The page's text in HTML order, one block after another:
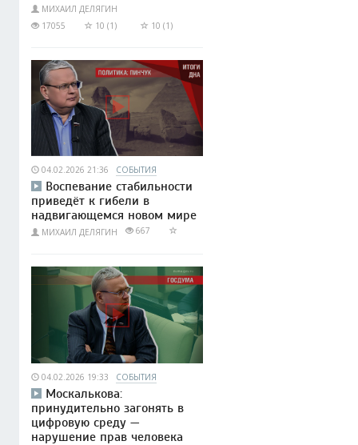
МИХАИЛ ДЕЛЯГИН
17055
10 (1) 10 (1)
04.02.2026 21:36 СОБЫТИЯ
Воспевание стабильности
приведёт к гибели в
надвигающемся новом мире
МИХАИЛ ДЕЛЯГИН 667
04.02.2026 19:33 СОБЫТИЯ
Москалькова:
принудительно загонять в
цифровую среду —
нарушение прав человека